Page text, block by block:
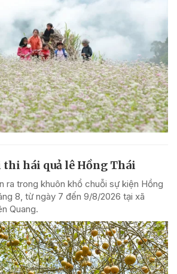
thi hái quả lê Hồng Thái
ra trong khuôn khổ chuỗi sự kiện Hồng
8, từ ngày 7 đến 9/8/2026 tại xã
Quang.